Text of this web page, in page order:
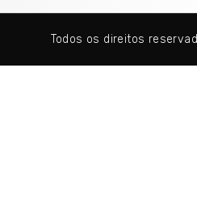
Todos os direitos